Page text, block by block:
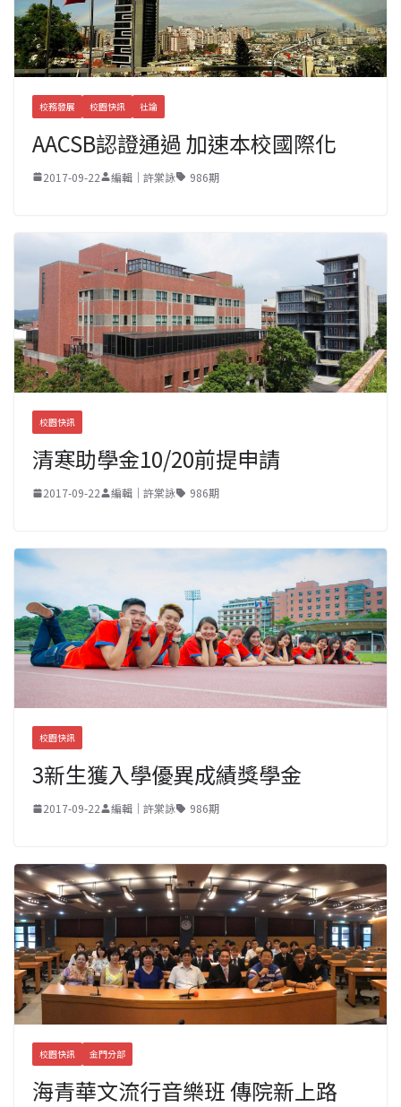
校務發展 校園快訊 社論
AACSB認證通過 加速本校國際化
2017-09-22 編輯｜許棠詠 986期
校園快訊
清寒助學金10/20前提申請
2017-09-22 編輯｜許棠詠 986期
校園快訊
3新生獲入學優異成績獎學金
2017-09-22 編輯｜許棠詠 986期
校園快訊 金門分部
海青華文流行音樂班 傳院新上路